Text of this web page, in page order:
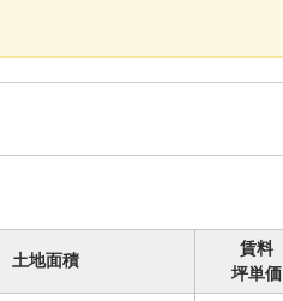
土地面積
賃料
坪単価